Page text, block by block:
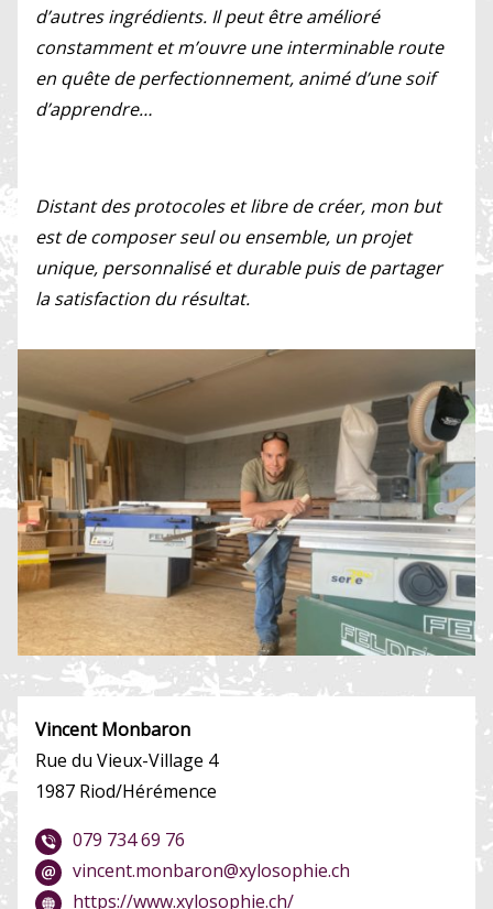
d’autres ingrédients. Il peut être amélioré
constamment et m’ouvre une interminable route
en quête de perfectionnement, animé d’une soif
d’apprendre…
Distant des protocoles et libre de créer, mon but
est de composer seul ou ensemble, un projet
unique, personnalisé et durable puis de partager
la satisfaction du résultat.
Vincent Monbaron
Rue du Vieux-Village 4
1987 Riod/Hérémence
079 734 69 76
vincent.monbaron@xylosophie.ch
https://www.xylosophie.ch/